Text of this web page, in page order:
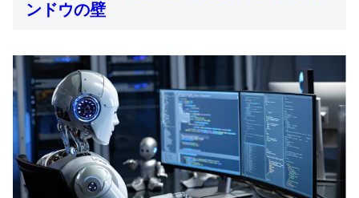
ンドウの壁